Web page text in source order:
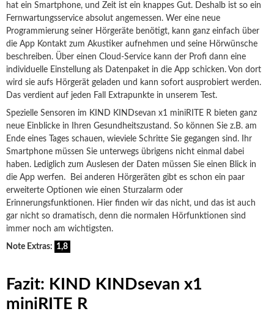
hat ein Smartphone, und Zeit ist ein knappes Gut. Deshalb ist so ein
Fernwartungsservice absolut angemessen. Wer eine neue
Programmierung seiner Hörgeräte benötigt, kann ganz einfach über
die App Kontakt zum Akustiker aufnehmen und seine Hörwünsche
beschreiben. Über einen Cloud-Service kann der Profi dann eine
individuelle Einstellung als Datenpaket in die App schicken. Von dort
wird sie aufs Hörgerät geladen und kann sofort ausprobiert werden.
Das verdient auf jeden Fall Extrapunkte in unserem Test.
Spezielle Sensoren im KIND KINDsevan x1 miniRITE R bieten ganz
neue Einblicke in Ihren Gesundheitszustand. So können Sie z.B. am
Ende eines Tages schauen, wieviele Schritte Sie gegangen sind. Ihr
Smartphone müssen Sie unterwegs übrigens nicht einmal dabei
haben. Lediglich zum Auslesen der Daten müssen Sie einen Blick in
die App werfen. Bei anderen Hörgeräten gibt es schon ein paar
erweiterte Optionen wie einen Sturzalarm oder
Erinnerungsfunktionen. Hier finden wir das nicht, und das ist auch
gar nicht so dramatisch, denn die normalen Hörfunktionen sind
immer noch am wichtigsten.
Note Extras: 1,8
Fazit: KIND KINDsevan x1
miniRITE R